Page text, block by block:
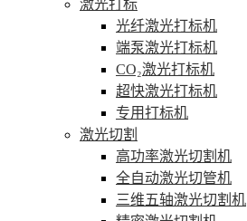
激光打标
光纤激光打标机
端泵激光打标机
CO₂激光打标机
超快激光打标机
专用打标机
激光切割
高功率激光切割机
全自动激光切管机
三维五轴激光切割机